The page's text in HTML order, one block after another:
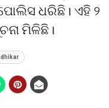
ଧରିଛି। ଏହି ୨
ମିଳିଛି।